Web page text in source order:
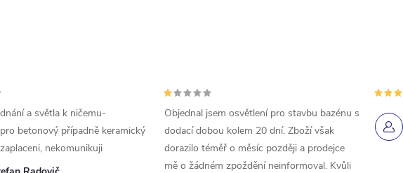
a světla k ničemu-
betonový případně keramický
nekomunikuji
Objednal jsem osvětlení pro stavbu bazénu s
dodací dobou kolem 20 dní. Zboží však
dorazilo téměř o měsíc později a prodejce
mě o žádném zpoždění neinformoval. Kvůli